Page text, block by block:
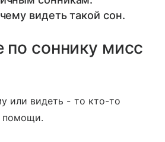
видеть такой сон.
по соннику мисс
или видеть - то кто-то
помощи.